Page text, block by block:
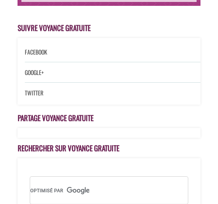
SUIVRE VOYANCE GRATUITE
FACEBOOK
GOOGLE+
TWITTER
PARTAGE VOYANCE GRATUITE
RECHERCHER SUR VOYANCE GRATUITE